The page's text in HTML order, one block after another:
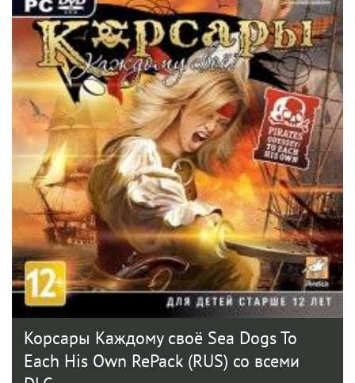
Корсары Каждому своё Sea Dogs To
Each His Own RePack (RUS) со всеми